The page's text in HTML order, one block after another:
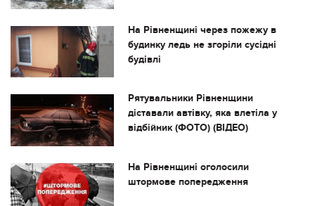
На Рівненщині через пожежу в
будинку ледь не згоріли сусідні
будівлі
Рятувальники Рівненщини
діставали автівку, яка влетіла у
відбійник (ФОТО) (ВІДЕО)
На Рівненщині оголосили
штормове попередження